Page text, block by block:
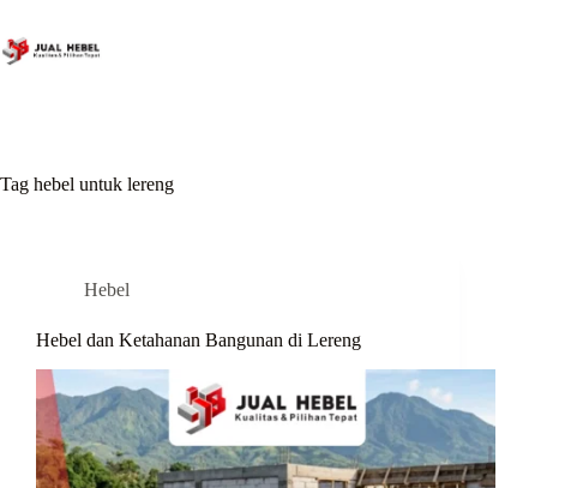
content
Tag hebel untuk lereng
Hebel
Hebel dan Ketahanan Bangunan di Lereng